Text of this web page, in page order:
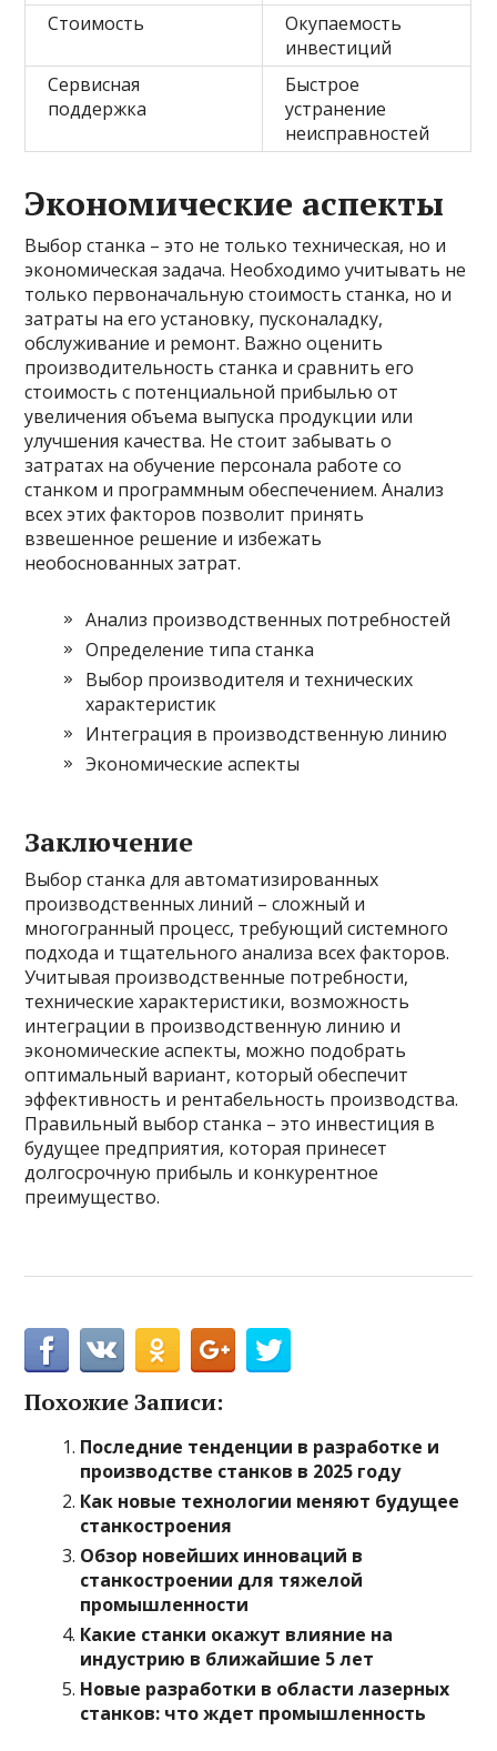
Стоимость
Окупаемость
инвестиций
Сервисная
поддержка
Быстрое
устранение
неисправностей
Экономические аспекты
Выбор станка – это не только техническая, но и
экономическая задача. Необходимо учитывать не
только первоначальную стоимость станка, но и
затраты на его установку, пусконаладку,
обслуживание и ремонт. Важно оценить
производительность станка и сравнить его
стоимость с потенциальной прибылью от
увеличения объема выпуска продукции или
улучшения качества. Не стоит забывать о
затратах на обучение персонала работе со
станком и программным обеспечением. Анализ
всех этих факторов позволит принять
взвешенное решение и избежать
необоснованных затрат.
Анализ производственных потребностей
Определение типа станка
Выбор производителя и технических
характеристик
Интеграция в производственную линию
Экономические аспекты
Заключение
Выбор станка для автоматизированных
производственных линий – сложный и
многогранный процесс, требующий системного
подхода и тщательного анализа всех факторов.
Учитывая производственные потребности,
технические характеристики, возможность
интеграции в производственную линию и
экономические аспекты, можно подобрать
оптимальный вариант, который обеспечит
эффективность и рентабельность производства.
Правильный выбор станка – это инвестиция в
будущее предприятия, которая принесет
долгосрочную прибыль и конкурентное
преимущество.
Похожие Записи:
Последние тенденции в разработке и
производстве станков в 2025 году
Как новые технологии меняют будущее
станкостроения
Обзор новейших инноваций в
станкостроении для тяжелой
промышленности
Какие станки окажут влияние на
индустрию в ближайшие 5 лет
Новые разработки в области лазерных
станков: что ждет промышленность